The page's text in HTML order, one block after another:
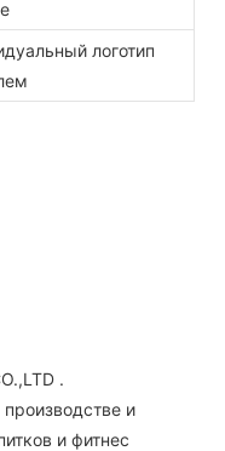
логотип
.
и
и фитнес